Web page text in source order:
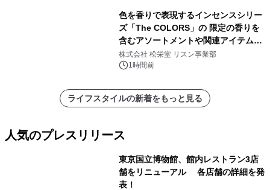
色を香りで表現するインセンスシリー
ズ「The COLORS」の 限定の香りを
含むアソートメントや関連アイテムを
8月6日発売
株式会社 松栄堂 リスン事業部
1時間前
ライフスタイルの新着をもっと見る
人気のプレスリリース
東京国立博物館、館内レストラン3店
舗をリニューアル 各店舗の詳細を発
表！